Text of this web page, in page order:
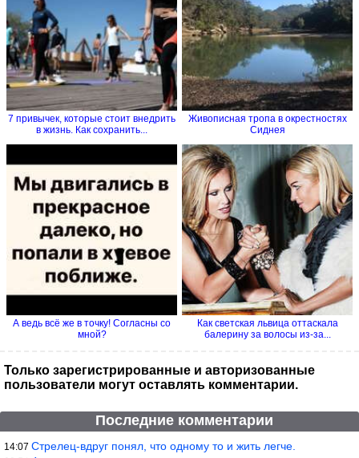
7 привычек, которые стоит внедрить
в жизнь. Как сохранить...
Живописная тропа в окрестностях
Сиднея
А ведь всё же в точку! Согласны со
мной?
Как светская львица оттаскала
балерину за волосы из-за...
Только зарегистрированные и авторизованные
пользователи могут оставлять комментарии.
Последние комментарии
14:07 Стрелец-вдруг понял, что одному то и жить легче.